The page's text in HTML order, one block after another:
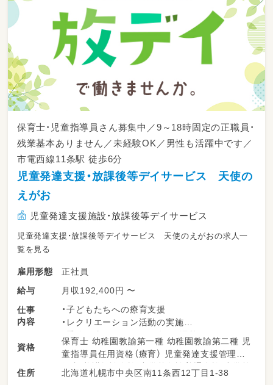
保育士・児童指導員さん募集中／9～18時固定の正職員・
残業基本ありません／未経験OK／男性も活躍中です／
市電西線11条駅 徒歩6分
児童発達支援・放課後等デイサービス 天使の
えがお
児童発達支援施設・放課後等デイサービス
児童発達支援・放課後等デイサービス 天使のえがおの求人一
覧を見る
雇用形態
正社員
給与
月収192,400円 〜
仕事
内容
・子どもたちへの療育支援
・レクリエーション活動の実施
・季節行事やイベントの企画・運営
・学校やご自宅への送迎業務
・その他、日々の支援に関わる業務
資格
保育士 幼稚園教諭第一種 幼稚園教諭第二種 児
童指導員任用資格（療育） 児童発達支援管理責
任者 養護教諭免許 中学校教諭普通免許 小学校
教諭普通免許 社会福祉士 普通自動車運転免許
住所 北海道札幌市中央区南11条西12丁目1-38